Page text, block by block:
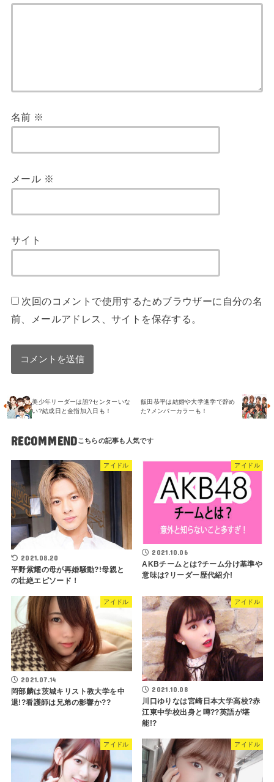
名前 ※
メール ※
サイト
次回のコメントで使用するためブラウザーに自分の名
前、メールアドレス、サイトを保存する。
美少年リーダーは誰?センターいな
い?結成日と金指加入日も！
飯田恭平は結婚や大学進学で辞め
た?メンバーカラーも！
RECOMMEND
アイドル
2021.08.20
平野紫耀の母が再婚騒動?!母親と
の壮絶エピソード！
アイドル
2021.10.06
AKBチームとは?チーム分け基準や
意味は?リーダー歴代紹介!
アイドル
2021.07.14
岡部麟は茨城キリスト教大学を中
退!?看護師は兄弟の影響か??
アイドル
2021.10.08
川口ゆりなは宮崎日本大学高校?赤
江東中学校出身と噂??英語が堪
能!?
アイドル アイドル